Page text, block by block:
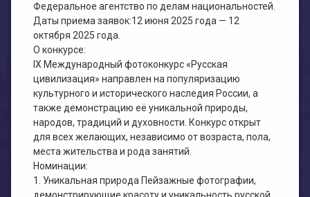
Федеральное агентство по делам национальностей.
Даты приема заявок:12 июня 2025 года — 12
октября 2025 года.
О конкурсе:
IX Международный фотоконкурс «Русская
цивилизация» направлен на популяризацию
культурного и исторического наследия России, а
также демонстрацию её уникальной природы,
народов, традиций и духовности. Конкурс открыт
для всех желающих, независимо от возраста, пола,
места жительства и рода занятий.
Номинации:
1. Уникальная природа Пейзажные фотографии,